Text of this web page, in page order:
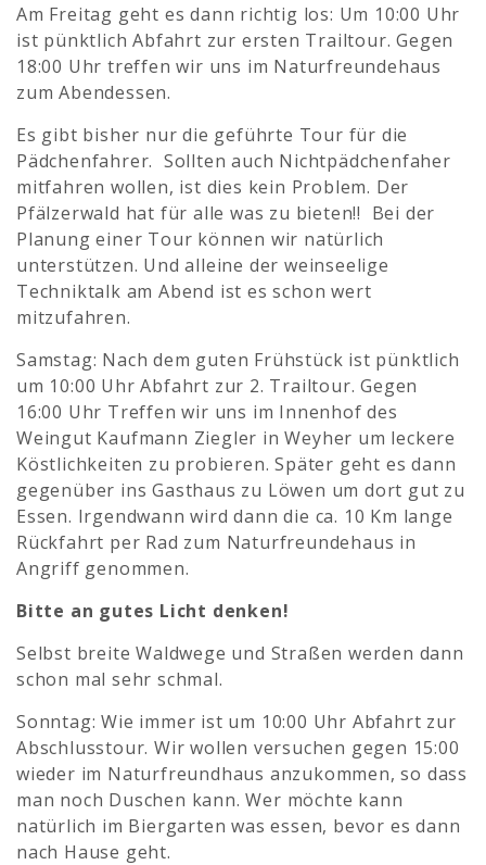
Am Freitag geht es dann richtig los: Um 10:00 Uhr
ist pünktlich Abfahrt zur ersten Trailtour. Gegen
18:00 Uhr treffen wir uns im Naturfreundehaus
zum Abendessen.
Es gibt bisher nur die geführte Tour für die
Pädchenfahrer. Sollten auch Nichtpädchenfaher
mitfahren wollen, ist dies kein Problem. Der
Pfälzerwald hat für alle was zu bieten!! Bei der
Planung einer Tour können wir natürlich
unterstützen. Und alleine der weinseelige
Techniktalk am Abend ist es schon wert
mitzufahren.
Samstag: Nach dem guten Frühstück ist pünktlich
um 10:00 Uhr Abfahrt zur 2. Trailtour. Gegen
16:00 Uhr Treffen wir uns im Innenhof des
Weingut Kaufmann Ziegler in Weyher um leckere
Köstlichkeiten zu probieren. Später geht es dann
gegenüber ins Gasthaus zu Löwen um dort gut zu
Essen. Irgendwann wird dann die ca. 10 Km lange
Rückfahrt per Rad zum Naturfreundehaus in
Angriff genommen.
Bitte an gutes Licht denken!
Selbst breite Waldwege und Straßen werden dann
schon mal sehr schmal.
Sonntag: Wie immer ist um 10:00 Uhr Abfahrt zur
Abschlusstour. Wir wollen versuchen gegen 15:00
wieder im Naturfreundhaus anzukommen, so dass
man noch Duschen kann. Wer möchte kann
natürlich im Biergarten was essen, bevor es dann
nach Hause geht.